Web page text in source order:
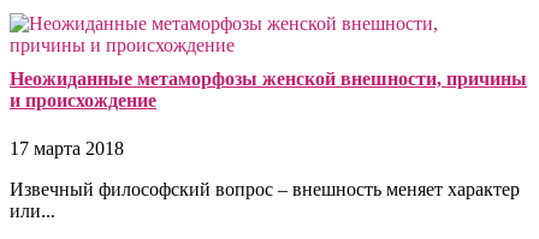
Неожиданные метаморфозы женской внешности, причины
и происхождение
17 марта 2018
Извечный философский вопрос – внешность меняет характер
или...